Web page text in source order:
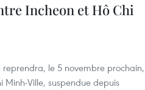
Incheon et Hô Chi
le 5 novembre prochain,
Minh-Ville, suspendue depuis